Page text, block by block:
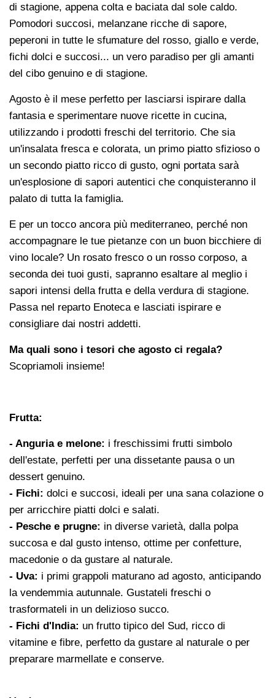
di stagione, appena colta e baciata dal sole caldo.
Pomodori succosi, melanzane ricche di sapore,
peperoni in tutte le sfumature del rosso, giallo e verde,
fichi dolci e succosi... un vero paradiso per gli amanti
del cibo genuino e di stagione.
Agosto è il mese perfetto per lasciarsi ispirare dalla
fantasia e sperimentare nuove ricette in cucina,
utilizzando i prodotti freschi del territorio. Che sia
un'insalata fresca e colorata, un primo piatto sfizioso o
un secondo piatto ricco di gusto, ogni portata sarà
un'esplosione di sapori autentici che conquisteranno il
palato di tutta la famiglia.
E per un tocco ancora più mediterraneo, perché non
accompagnare le tue pietanze con un buon bicchiere di
vino locale? Un rosato fresco o un rosso corposo, a
seconda dei tuoi gusti, sapranno esaltare al meglio i
sapori intensi della frutta e della verdura di stagione.
Passa nel reparto Enoteca e lasciati ispirare e
consigliare dai nostri addetti.
Ma quali sono i tesori che agosto ci regala?
Scopriamoli insieme!
Frutta:
- Anguria e melone: i freschissimi frutti simbolo
dell'estate, perfetti per una dissetante pausa o un
dessert genuino.
- Fichi: dolci e succosi, ideali per una sana colazione o
per arricchire piatti dolci e salati.
- Pesche e prugne: in diverse varietà, dalla polpa
succosa e dal gusto intenso, ottime per confetture,
macedonie o da gustare al naturale.
- Uva: i primi grappoli maturano ad agosto, anticipando
la vendemmia autunnale. Gustateli freschi o
trasformateli in un delizioso succo.
- Fichi d'India: un frutto tipico del Sud, ricco di
vitamine e fibre, perfetto da gustare al naturale o per
preparare marmellate e conserve.